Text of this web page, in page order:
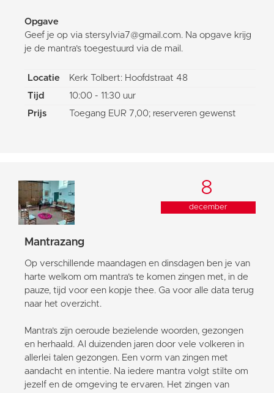
Opgave
Geef je op via stersylvia7@gmail.com. Na opgave krijg
je de mantra’s toegestuurd via de mail.
Locatie
Kerk Tolbert: Hoofdstraat 48
Tijd
10:00 - 11:30 uur
Prijs
Toegang EUR 7,00; reserveren gewenst
8
december
Mantrazang
Op verschillende maandagen en dinsdagen ben je van
harte welkom om mantra’s te komen zingen met, in de
pauze, tijd voor een kopje thee. Ga voor alle data terug
naar het overzicht.
Mantra’s zijn oeroude bezielende woorden, gezongen
en herhaald. Al duizenden jaren door vele volkeren in
allerlei talen gezongen. Een vorm van zingen met
aandacht en intentie. Na iedere mantra volgt stilte om
jezelf en de omgeving te ervaren. Het zingen van